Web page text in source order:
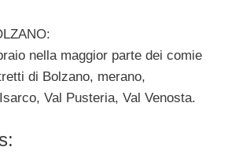
nella maggior parte dei comie
di Bolzano, merano,
Val Pusteria, Val Venosta.